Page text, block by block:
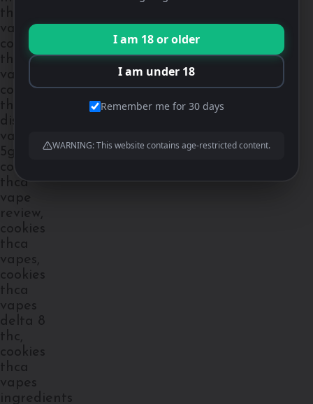
I am 18 or older
I am under 18
Remember me for 30 days
WARNING: This website contains age-restricted content.